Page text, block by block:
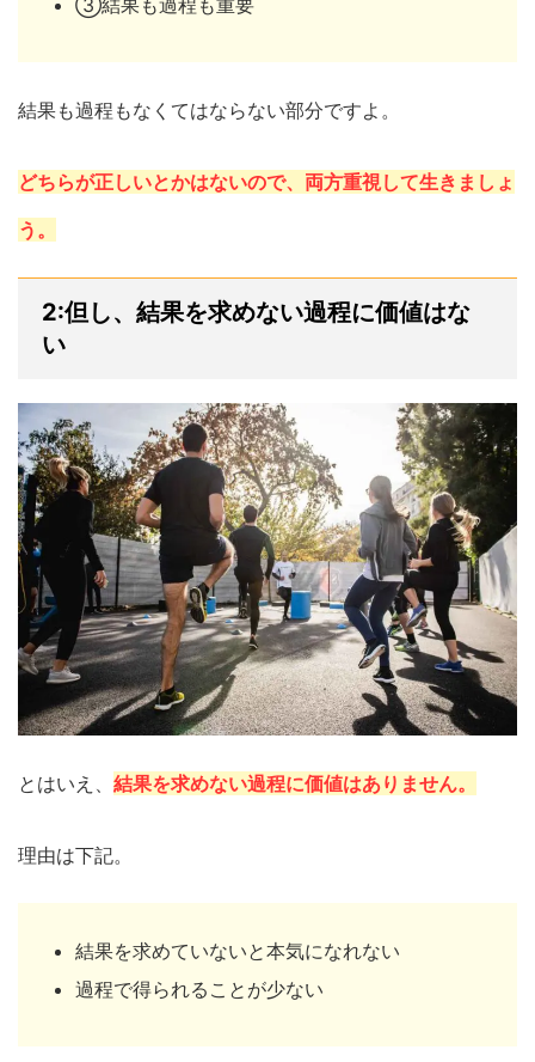
結果も過程もなくてはならない部分ですよ。
どちらが正しいとかはないので、両方重視して生きましょ
う。
2:但し、結果を求めない過程に価値はな
い
とはいえ、 結果を求めない過程に価値はありません。
理由は下記。
結果を求めていないと本気になれない
過程で得られることが少ない